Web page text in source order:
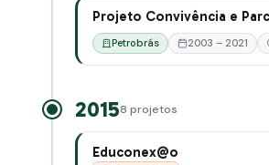
Projeto Convivência e
Petrobrás 2003 – 2021
20158 projetos
Educonex@o